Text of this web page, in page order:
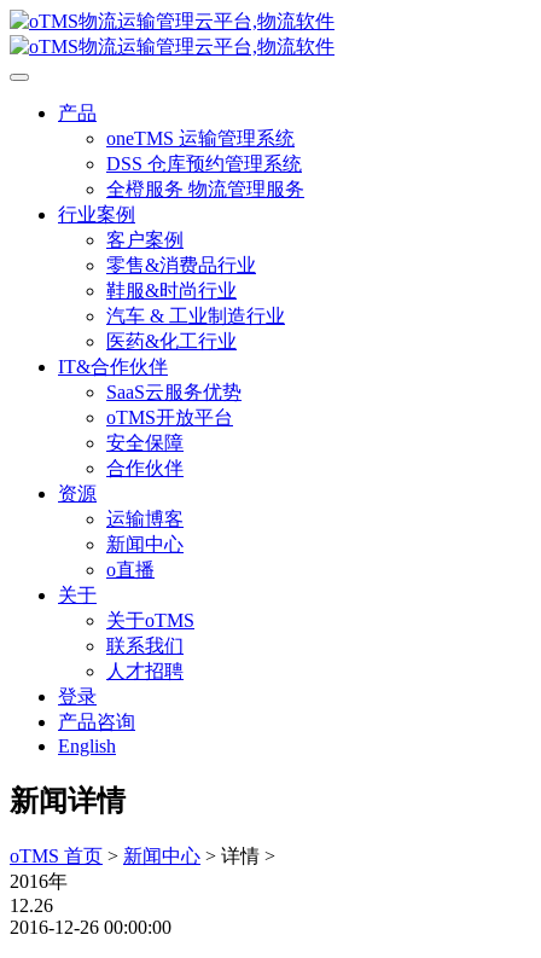
产品
oneTMS 运输管理系统
DSS 仓库预约管理系统
全橙服务 物流管理服务
行业案例
客户案例
零售&消费品行业
鞋服&时尚行业
汽车 & 工业制造行业
医药&化工行业
IT&合作伙伴
SaaS云服务优势
oTMS开放平台
安全保障
合作伙伴
资源
运输博客
新闻中心
o直播
关于
关于oTMS
联系我们
人才招聘
登录
产品咨询
English
新闻详情
oTMS 首页 > 新闻中心 > 详情 >
2016年
12.26
2016-12-26 00:00:00